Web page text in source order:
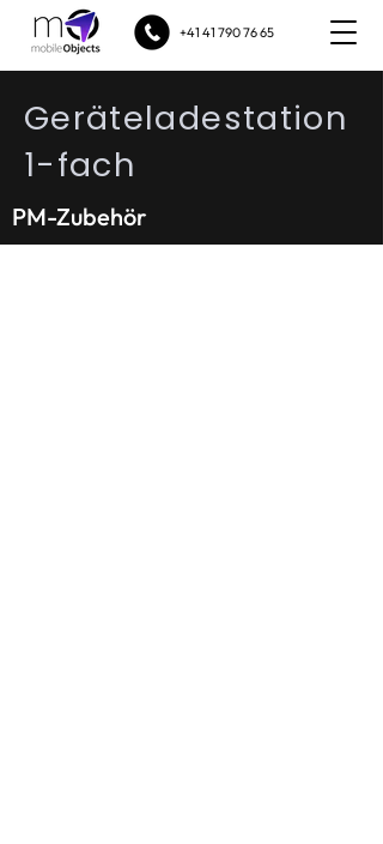
+41 41 790 76 65
Geräteladestation
1-fach
PM-Zubehör